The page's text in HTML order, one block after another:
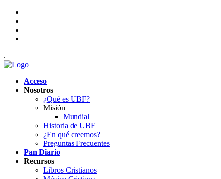
.
Acceso
Nosotros
¿Qué es UBF?
Misión
Mundial
Historia de UBF
¿En qué creemos?
Preguntas Frecuentes
Pan Diario
Recursos
Libros Cristianos